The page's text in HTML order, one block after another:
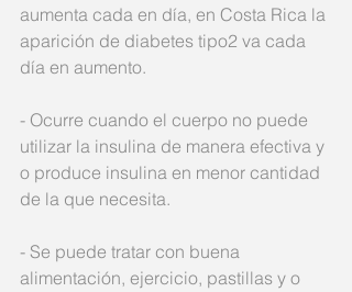
aumenta cada en día, en Costa Rica la
aparición de diabetes tipo2 va cada
día en aumento.
- Ocurre cuando el cuerpo no puede
utilizar la insulina de manera efectiva y
o produce insulina en menor cantidad
de la que necesita.
- Se puede tratar con buena
alimentación, ejercicio, pastillas y o